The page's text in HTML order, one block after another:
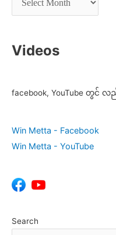
Videos
facebook, YouTube တွင် လ
Win Metta - Facebook
Win Metta - YouTube
Search